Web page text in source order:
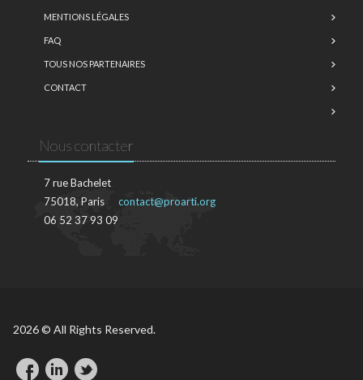
MENTIONS LÉGALES
FAQ
TOUS NOS PARTENAIRES
CONTACT
Nous contacter
7 rue Bachelet
75018, Paris
06 52 37 93 09
contact@proarti.org
2026 © All Rights Reserved.